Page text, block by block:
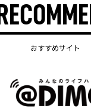
おすすめサイト